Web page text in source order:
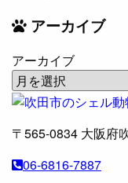
アーカイブ
アーカイブ
〒565-0834 大阪府
06-6816-7887